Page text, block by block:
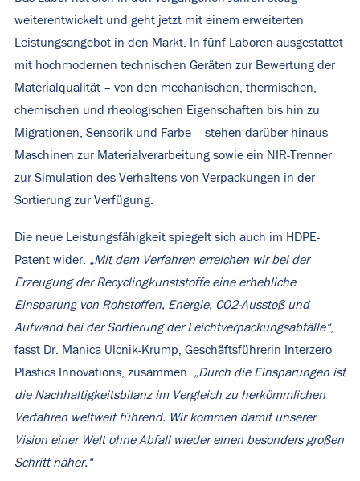
weiterentwickelt und geht jetzt mit einem erweiterten
Leistungsangebot in den Markt. In fünf Laboren ausgestattet
mit hochmodernen technischen Geräten zur Bewertung der
Materialqualität – von den mechanischen, thermischen,
chemischen und rheologischen Eigenschaften bis hin zu
Migrationen, Sensorik und Farbe – stehen darüber hinaus
Maschinen zur Materialverarbeitung sowie ein NIR-Trenner
zur Simulation des Verhaltens von Verpackungen in der
Sortierung zur Verfügung.
Die neue Leistungsfähigkeit spiegelt sich auch im HDPE-
Patent wider. „Mit dem Verfahren erreichen wir bei der
Erzeugung der Recyclingkunststoffe eine erhebliche
Einsparung von Rohstoffen, Energie, CO2-Ausstoß und
Aufwand bei der Sortierung der Leichtverpackungsabfälle“,
fasst Dr. Manica Ulcnik-Krump, Geschäftsführerin Interzero
Plastics Innovations, zusammen. „Durch die Einsparungen ist
die Nachhaltigkeitsbilanz im Vergleich zu herkömmlichen
Verfahren weltweit führend. Wir kommen damit unserer
Vision einer Welt ohne Abfall wieder einen besonders großen
Schritt näher.“